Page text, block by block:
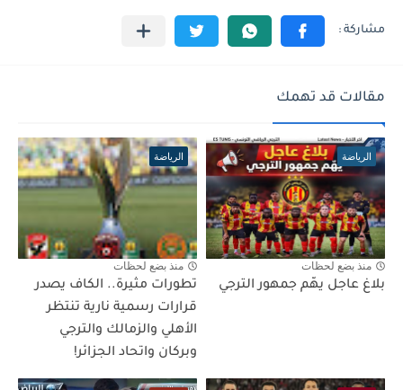
مقالات قد تهمك
الرياضة
منذ بضع لحظات
بلاغ عاجل يهّم جمهور الترجي
الرياضة
منذ بضع لحظات
تطورات مثيرة.. الكاف يصدر
قرارات رسمية نارية تنتظر
الأهلي والزمالك والترجي
وبركان واتحاد الجزائر!